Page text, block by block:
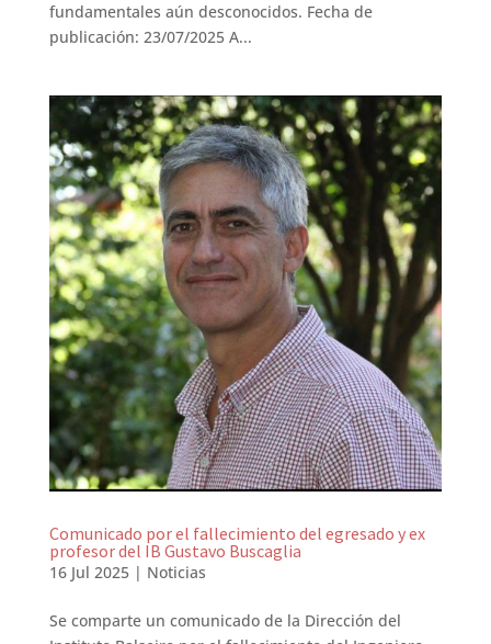
fundamentales aún desconocidos. Fecha de
publicación: 23/07/2025 A...
Comunicado por el fallecimiento del egresado y ex
profesor del IB Gustavo Buscaglia
16 Jul 2025| Noticias
Se comparte un comunicado de la Dirección del